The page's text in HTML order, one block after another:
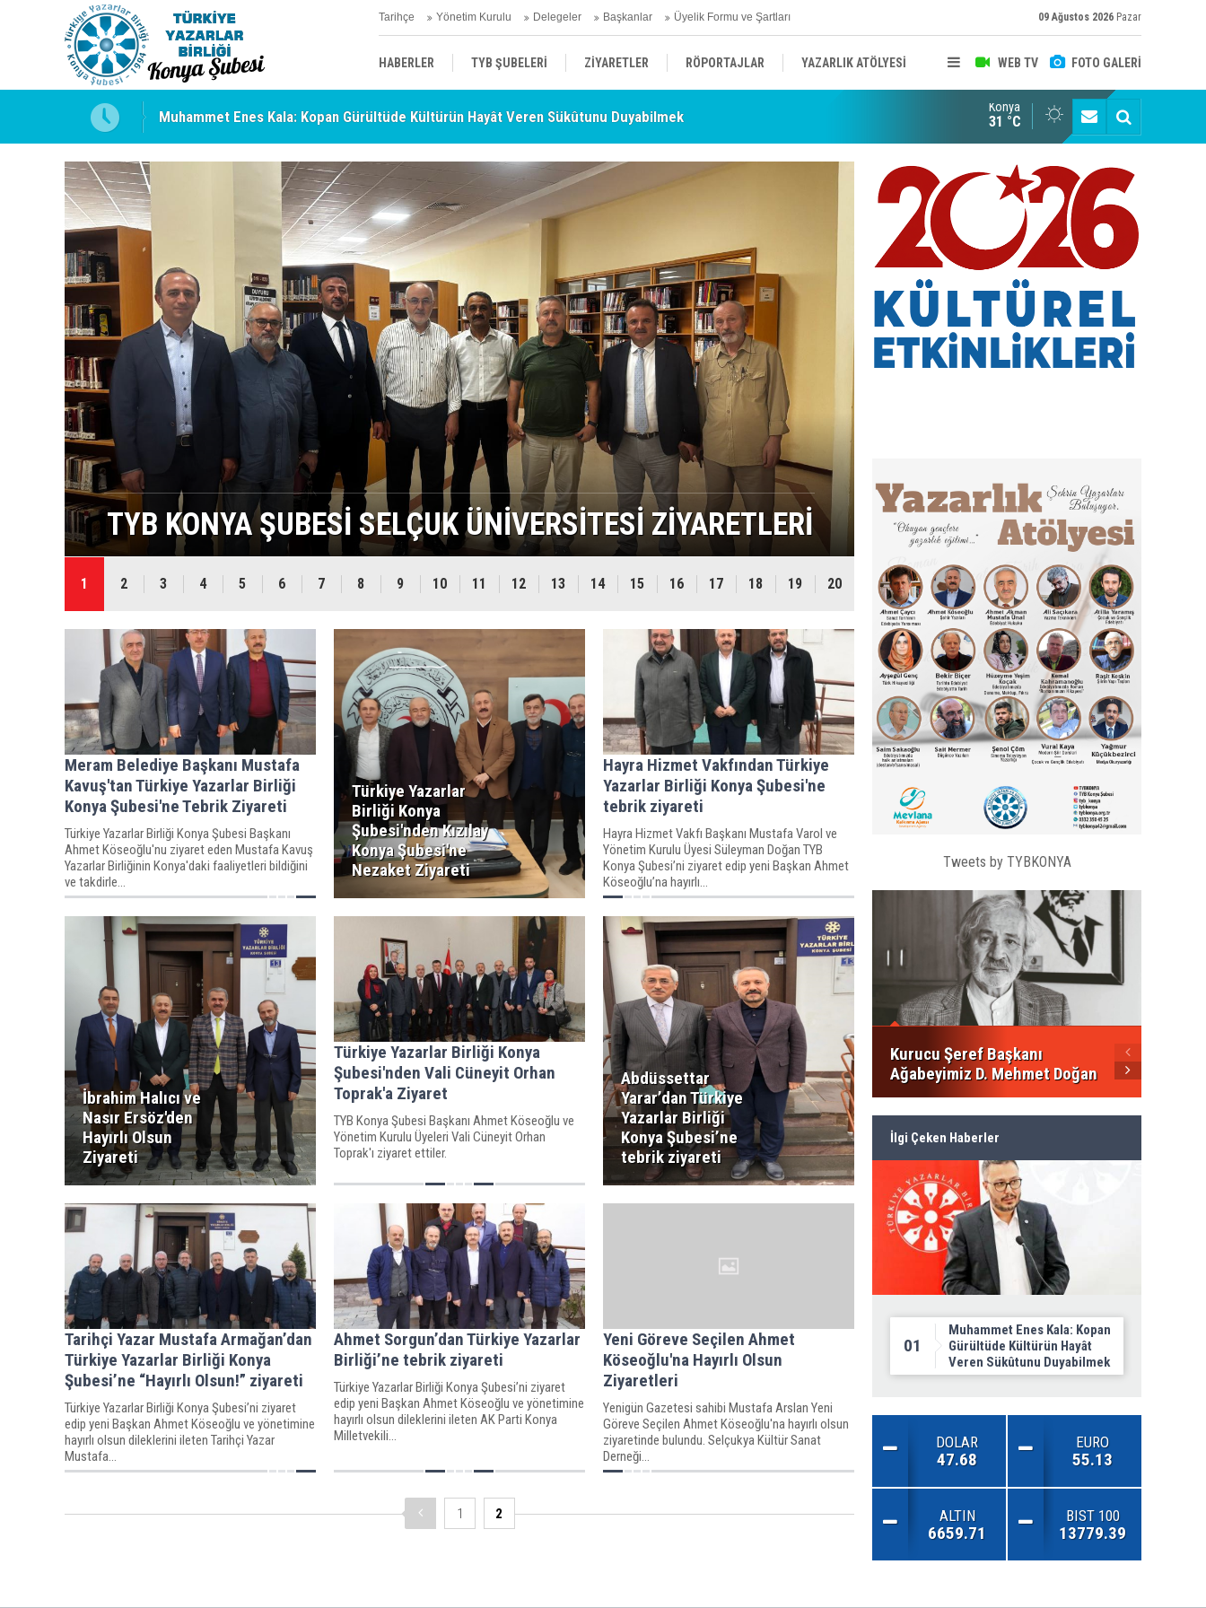
Tarihçe Yönetim Kurulu Delegeler Başkanlar Üyelik Formu ve Şartları 09 Ağustos 2026 Pazar
WEB TV FOTO GALERİ
HABERLER TYB ŞUBELERİ ZİYARETLER RÖPORTAJLAR YAZARLIK ATÖLYESİ
ÜYELERİMİZDEN HABERLER KENDİNİ ARAYAN ŞEHİR
Muhammet Enes Kala: Kopan Gürültüde Kültürün Hayât Veren Sükûtunu Duyabilmek
Erzincan’da Kültür ve Edebiyat Zirvesi - Nurettin Topçu Sokağı Açılışı
TYB KONYA ŞUBESİ’NDE FOTOĞRAF DOLU BİR GÜN GERÇEKLEŞTİ
Konya
31 °C
TYB KONYA ŞUBESİ SELÇUK ÜNİVERSİTESİ ZİYARETLERİ TYB ERZİNCAN
1 2 3 4 5 6 7 8 9 10 11 12 13 14 15 16 17 18 19 20
Meram Belediye Başkanı Mustafa
Kavuş'tan Türkiye Yazarlar Birliği
Konya Şubesi'ne Tebrik Ziyareti
Türkiye Yazarlar Birliği Konya Şubesi Başkanı
Ahmet Köseoğlu'nu ziyaret eden Mustafa Kavuş
Yazarlar Birliğinin Konya'daki faaliyetleri bildiğini
ve takdirle...
Türkiye Yazarlar
Birliği Konya
Şubesi'nden Kızılay
Konya Şubesi'ne
Nezaket Ziyareti
Hayra Hizmet Vakfından Türkiye
Yazarlar Birliği Konya Şubesi'ne
tebrik ziyareti
Hayra Hizmet Vakfı Başkanı Mustafa Varol ve
Yönetim Kurulu Üyesi Süleyman Doğan TYB
Konya Şubesi’ni ziyaret edip yeni Başkan Ahmet
Köseoğlu’na hayırlı...
İbrahim Halıcı ve
Nasır Ersöz'den
Hayırlı Olsun
Ziyareti
Türkiye Yazarlar Birliği Konya
Şubesi'nden Vali Cüneyit Orhan
Toprak'a Ziyaret
TYB Konya Şubesi Başkanı Ahmet Köseoğlu ve
Yönetim Kurulu Üyeleri Vali Cüneyit Orhan
Toprak'ı ziyaret ettiler.
Abdüssettar
Yarar’dan Türkiye
Yazarlar Birliği
Konya Şubesi’ne
tebrik ziyareti
Tarihçi Yazar Mustafa Armağan’dan
Türkiye Yazarlar Birliği Konya
Şubesi’ne “Hayırlı Olsun!” ziyareti
Türkiye Yazarlar Birliği Konya Şubesi’ni ziyaret
edip yeni Başkan Ahmet Köseoğlu ve yönetimine
hayırlı olsun dileklerini ileten Tarihçi Yazar
Mustafa...
Ahmet Sorgun’dan Türkiye Yazarlar
Birliği’ne tebrik ziyareti
Türkiye Yazarlar Birliği Konya Şubesi’ni ziyaret
edip yeni Başkan Ahmet Köseoğlu ve yönetimine
hayırlı olsun dileklerini ileten AK Parti Konya
Milletvekili...
Yeni Göreve Seçilen Ahmet
Köseoğlu'na Hayırlı Olsun
Ziyaretleri
Yenigün Gazetesi sahibi Mustafa Arslan Yeni
Göreve Seçilen Ahmet Köseoğlu'na hayırlı olsun
ziyaretinde bulundu. Selçukya Kültür Sanat
Derneği...
1 2
Tweets by TYBKONYA
Kurucu Şeref Başkanı
Ağabeyimiz D. Mehmet Doğan
İlgi Çeken Haberler
01
Muhammet Enes Kala: Kopan
Gürültüde Kültürün Hayât
Veren Sükûtunu Duyabilmek
DOLAR
47.68
EURO
55.13
ALTIN
6659.71
BIST 100
13779.39